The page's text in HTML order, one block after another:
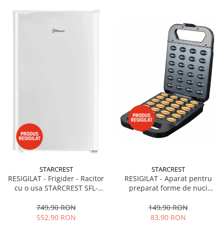
STARCREST
RESIGILAT - Frigider - Racitor
cu o usa STARCREST SFL-
92L, Iluminare interioara,H 83
cm, Alb
749,90 RON
552,90 RON
STARCREST
RESIGILAT - Aparat pentru
preparat forme de nuci
forme, 1400W, Indicator
luminos, Placi antiaderente,
149,90 RON
83,90 RON